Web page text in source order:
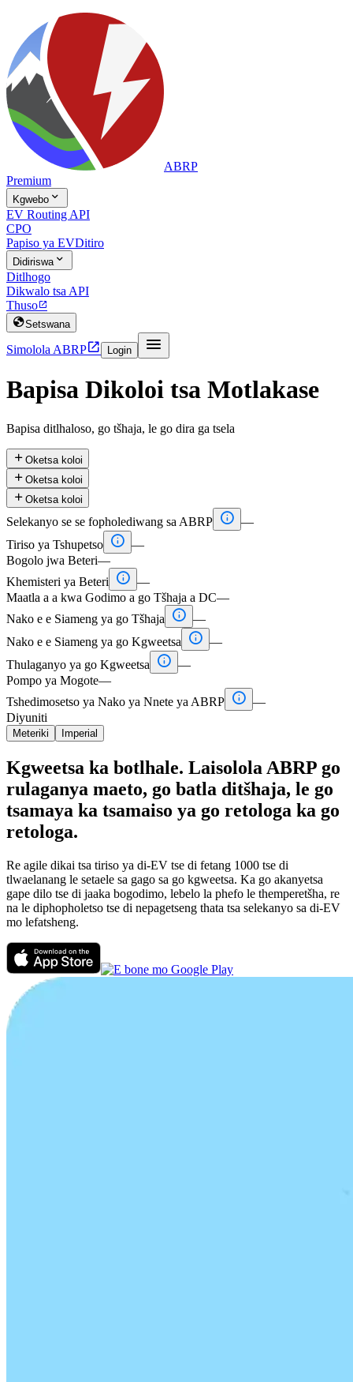
ABRP
Premium
Kgwebo 
EV Routing API
CPO
Papiso ya EVDitiro
Didiriswa 
Ditlhogo
Dikwalo tsa API
Thuso
Setswana
Simolola ABRP Login 
Bapisa Dikoloi tsa Motlakase
Bapisa ditlhaloso, go tšhaja, le go dira ga tsela
 Oketsa koloi
 Oketsa koloi
 Oketsa koloi
Selekanyo se se fopholediwang sa ABRP  —
Tiriso ya Tshupetso  —
Bogolo jwa Beteri—
Khemisteri ya Beteri
 —
Maatla a a kwa Godimo a go Tšhaja a DC—
Nako e e Siameng ya go Tšhaja
 —
Nako e e Siameng ya go Kgweetsa
 —
Thulaganyo ya go Kgweetsa
 —
Pompo ya Mogote—
Tshedimosetso ya Nako ya Nnete ya ABRP  —
Diyuniti
Meteriki Imperial
Kgweetsa ka botlhale. Laisolola ABRP go
rulaganya maeto, go batla ditšhaja, le go
tsamaya ka tsamaiso ya go retologa ka go
retologa.
Re agile dikai tsa tiriso ya di-EV tse di fetang 1000 tse di
tlwaelanang le setaele sa gago sa go kgweetsa. Ka go akanyetsa
gape dilo tse di jaaka bogodimo, lebelo la phefo le themperetšha, re
na le diphopholetso tse di nepagetseng thata tsa selekanyo sa di-EV
mo lefatsheng.